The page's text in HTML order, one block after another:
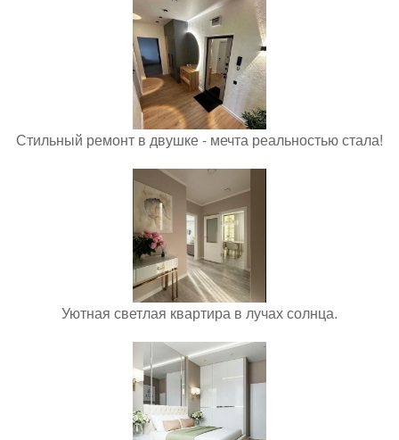
Стильный ремонт в двушке - мечта реальностью стала!
Уютная светлая квартира в лучах солнца.